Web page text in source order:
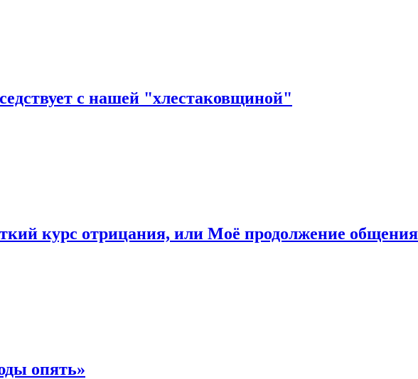
с нашей "хлестаковщиной"
курс отрицания, или Моё продолжение
опять»